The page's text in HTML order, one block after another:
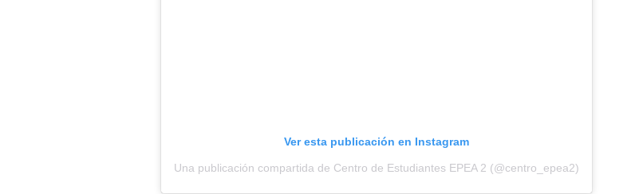
Ver esta publicación en Instagram
Una publicación compartida de Centro de Estudiantes EPEA 2 (@centro_epea2)